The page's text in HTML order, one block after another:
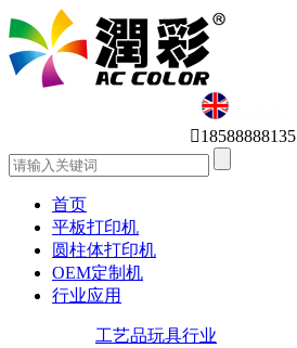
English
18588888135
首页
平板打印机
圆柱体打印机
OEM定制机
行业应用
工艺品玩具行业